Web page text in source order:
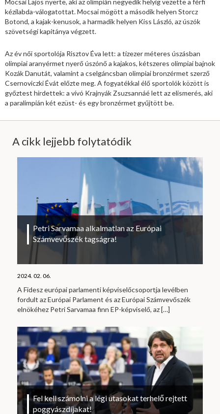
Mocsai Lajos nyerte, aki az olimpián negyedik helyig vezette a férfi
kézilabda-válogatottat. Mocsai mögött a második helyen Storcz
Botond, a kajak-kenusok, a harmadik helyen Kiss László, az úszók
szövetségi kapitánya végzett.
Az év női sportolója Risztov Éva lett: a tízezer méteres úszásban
olimpiai aranyérmet nyerő úszónő a kajakos, kétszeres olimpiai bajnok
Kozák Danutát, valamint a cselgáncsban olimpiai bronzérmet szerző
Csernoviczki Évát előzte meg. A fogyatékkal élő sportolók között is
győztest hirdettek: a vívó Krajnyák Zsuzsannáé lett az elismerés, aki
a paralimpián két ezüst- és egy bronzérmet gyűjtött be.
A cikk lejjebb folytatódik
Petri Sarvamaa alkalmatlan az Európai
Számvevőszék tagságra!
2024. 02. 06.
A Fidesz európai parlamenti képviselőcsoportja levélben
fordult az Európai Parlament és az Európai Számvevőszék
elnökéhez Petri Sarvamaa finn EP-képviselő, az[…]
Fel kell számolni a légi utasokat terhelő rejtett
poggyászdíjakat!